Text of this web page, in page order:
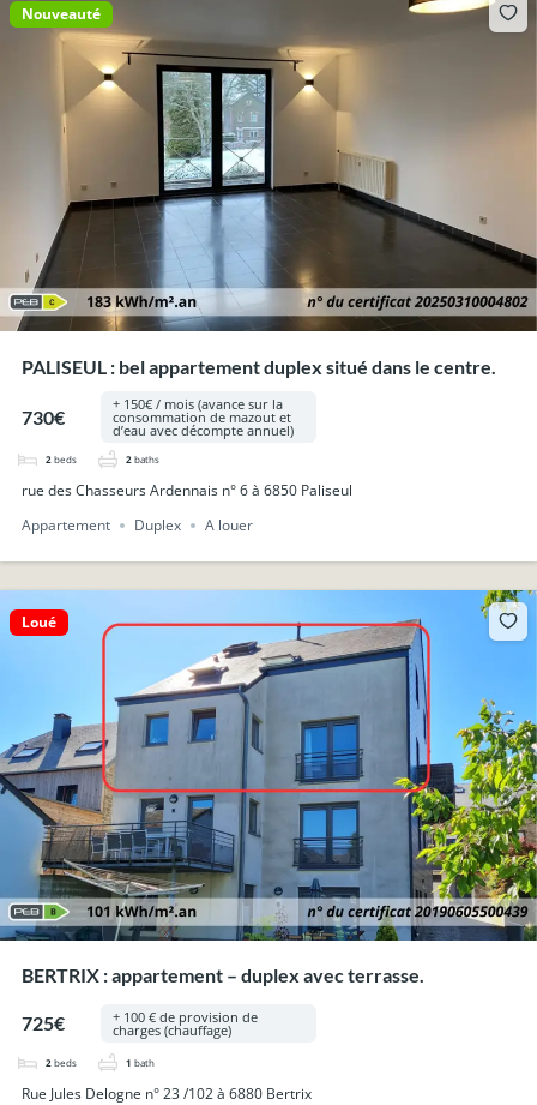
Nouveauté
PALISEUL : bel appartement duplex situé dans le centre.
730€
+ 150€ / mois (avance sur la
consommation de mazout et
d’eau avec décompte annuel)
2 beds 2 baths
rue des Chasseurs Ardennais n° 6 à 6850 Paliseul
Appartement
Duplex A louer
Loué
BERTRIX : appartement – duplex avec terrasse.
725€ + 100 € de provision de
charges (chauffage)
2 beds 1 bath
Rue Jules Delogne n° 23 /102 à 6880 Bertrix